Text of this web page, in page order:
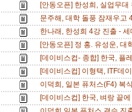
[안동오픈] 한성희, 실업무대
문주해, 대학 돌풍 잠재우고
한나래, 한성희 4강 진출 -
[안동오픈] 정 홍. 유성운, 대
[데이비스컵- 종합] 한국, 플
[데이비스컵] 이형택, ITF데
이덕희, 일본 퓨처스(F4) 복
[데이비스컵] 한국, 벼랑 끝